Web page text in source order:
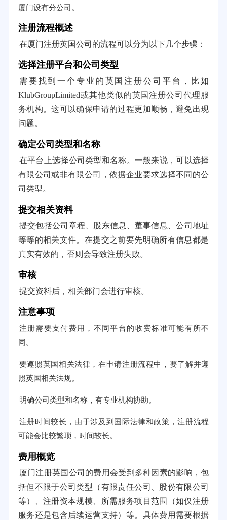
厦门设有分公司。
注册流程概述
在厦门注册英国公司的流程可以分为以下几个步骤：
选择注册平台和公司类型
需要找到一个专业的英国注册公司平台，比如
KlubGroupLimited或其他类似的英国注册公司代理服
务机构。这可以确保申请的过程更加顺畅，避免出现
问题。
确定公司类型和名称
在平台上选择公司类型和名称。一般来说，可以选择
有限公司或非有限公司，依据企业要求选择不同的公
司类型。
提交相关资料
提交包括公司章程、股东信息、董事信息、公司地址
等等的相关文件。在提交之前要先明确所有信息都是
真实有效的，否则会导致注册失败。
审核
提交资料后，相关部门会进行审核。
注意事项
注册需要支付费用，不同平台的收费标准可能有所不
同。
要遵照英国相关法律，在申请注册流程中，要了解并遵
照英国相关法规。
明确公司类型和名称，有专业机构协助。
注册时间较长，由于涉及到国际法律和政策，注册流程
可能会比较繁琐，时间较长。
费用概览
厦门注册英国公司的费用会受到多种因素的影响，包
括但不限于公司类型（有限责任公司、股份有限公司
等）、注册资本规模、所需服务项目范围（如仅注册
服务还是包含后续运营支持）等。具体费用需要根据